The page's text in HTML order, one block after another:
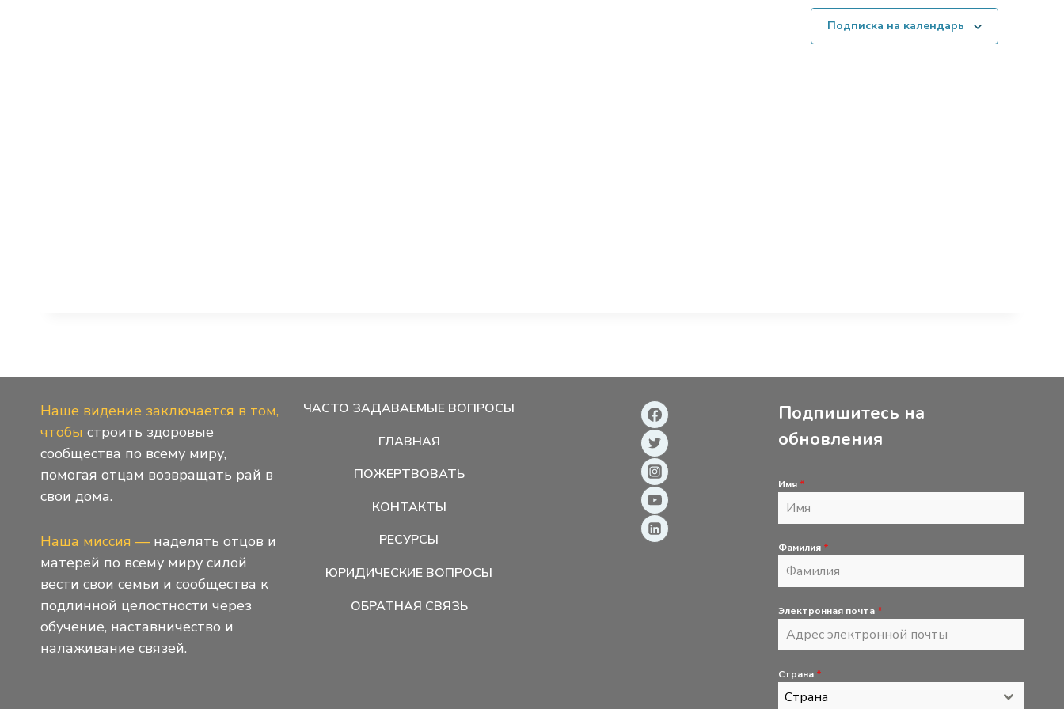
Подписка на календарь
Наше видение заключается в том,
чтобы строить здоровые
сообщества по всему миру,
помогая отцам возвращать рай в
свои дома.
Наша миссия — наделять отцов и
матерей по всему миру силой
вести свои семьи и сообщества к
подлинной целостности через
обучение, наставничество и
налаживание связей.
ЧАСТО ЗАДАВАЕМЫЕ ВОПРОСЫ
ГЛАВНАЯ
ПОЖЕРТВОВАТЬ
КОНТАКТЫ
РЕСУРСЫ
ЮРИДИЧЕСКИЕ ВОПРОСЫ
ОБРАТНАЯ СВЯЗЬ
Подпишитесь на
обновления
Имя *
Фамилия *
Электронная почта *
Страна *
Страна